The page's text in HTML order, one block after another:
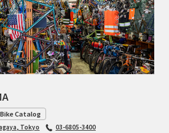
CYCLES
Bike Catalog
Tokyo
03-6805-3400